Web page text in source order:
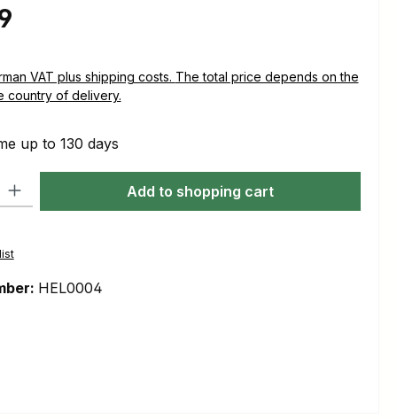
shipping costs. The total price depends on the
country of delivery.
up to 130 days
Add to shopping cart
HEL0004